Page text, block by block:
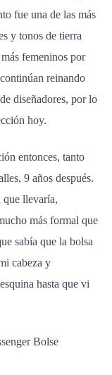
fue una de las más
y tonos de tierra
femeninos por
reinando
diseñadores, por lo
hoy.
entonces, tanto
9 años después.
que llevaría,
más formal que
sabía que la bolsa
cabeza y
hasta que vi
Bolse